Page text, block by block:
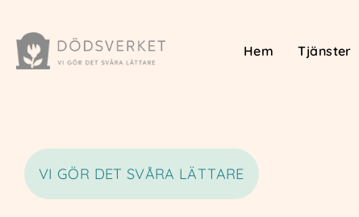
Hem Tjänster
VI GÖR DET SVÅRA LÄTTARE